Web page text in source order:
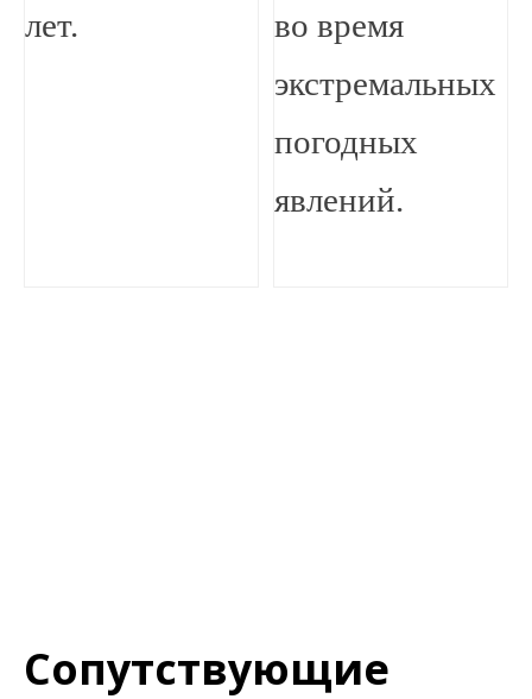
лет.
во время
экстремальных
погодных
явлений.
Сопутствующие